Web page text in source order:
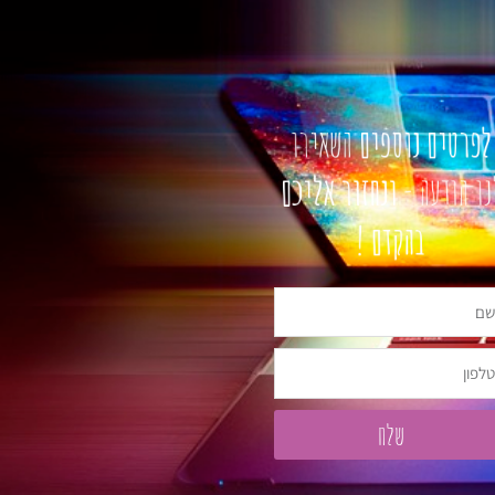
נוספיםהשאירו
הודעה -ונחזור אליכם
בהקדם !
שלח